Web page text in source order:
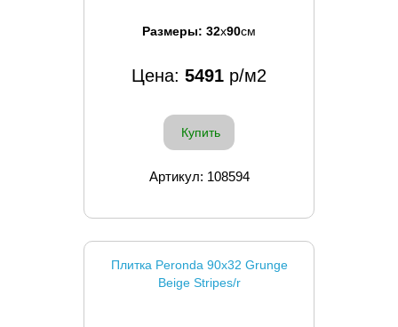
Размеры: 32x90см
Цена: 5491 р/м2
Купить
Артикул: 108594
Плитка Peronda 90x32 Grunge
Beige Stripes/r